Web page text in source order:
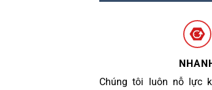
Chúng tôi luôn nỗ lực